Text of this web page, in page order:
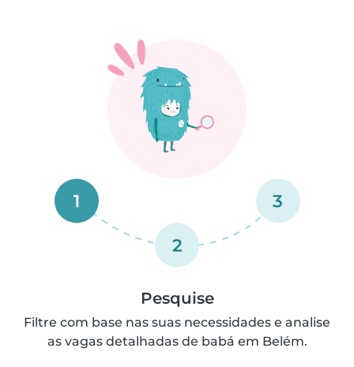
1
2
3
Pesquise
Filtre com base nas suas necessidades e analise
as vagas detalhadas de babá em Belém.